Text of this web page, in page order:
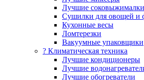
Лучшие соковыжималки
Сушилки для овощей и
Кухонные весы
Ломтерезки
Вакуумные упаковщики
?️ Климатическая техника
Лучшие кондиционеры
Лучшие
Лучшие обогреватели